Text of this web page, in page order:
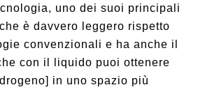
uno dei suoi principali
è davvero leggero rispetto
convenzionali e ha anche il
con il liquido puoi ottenere
in uno spazio più